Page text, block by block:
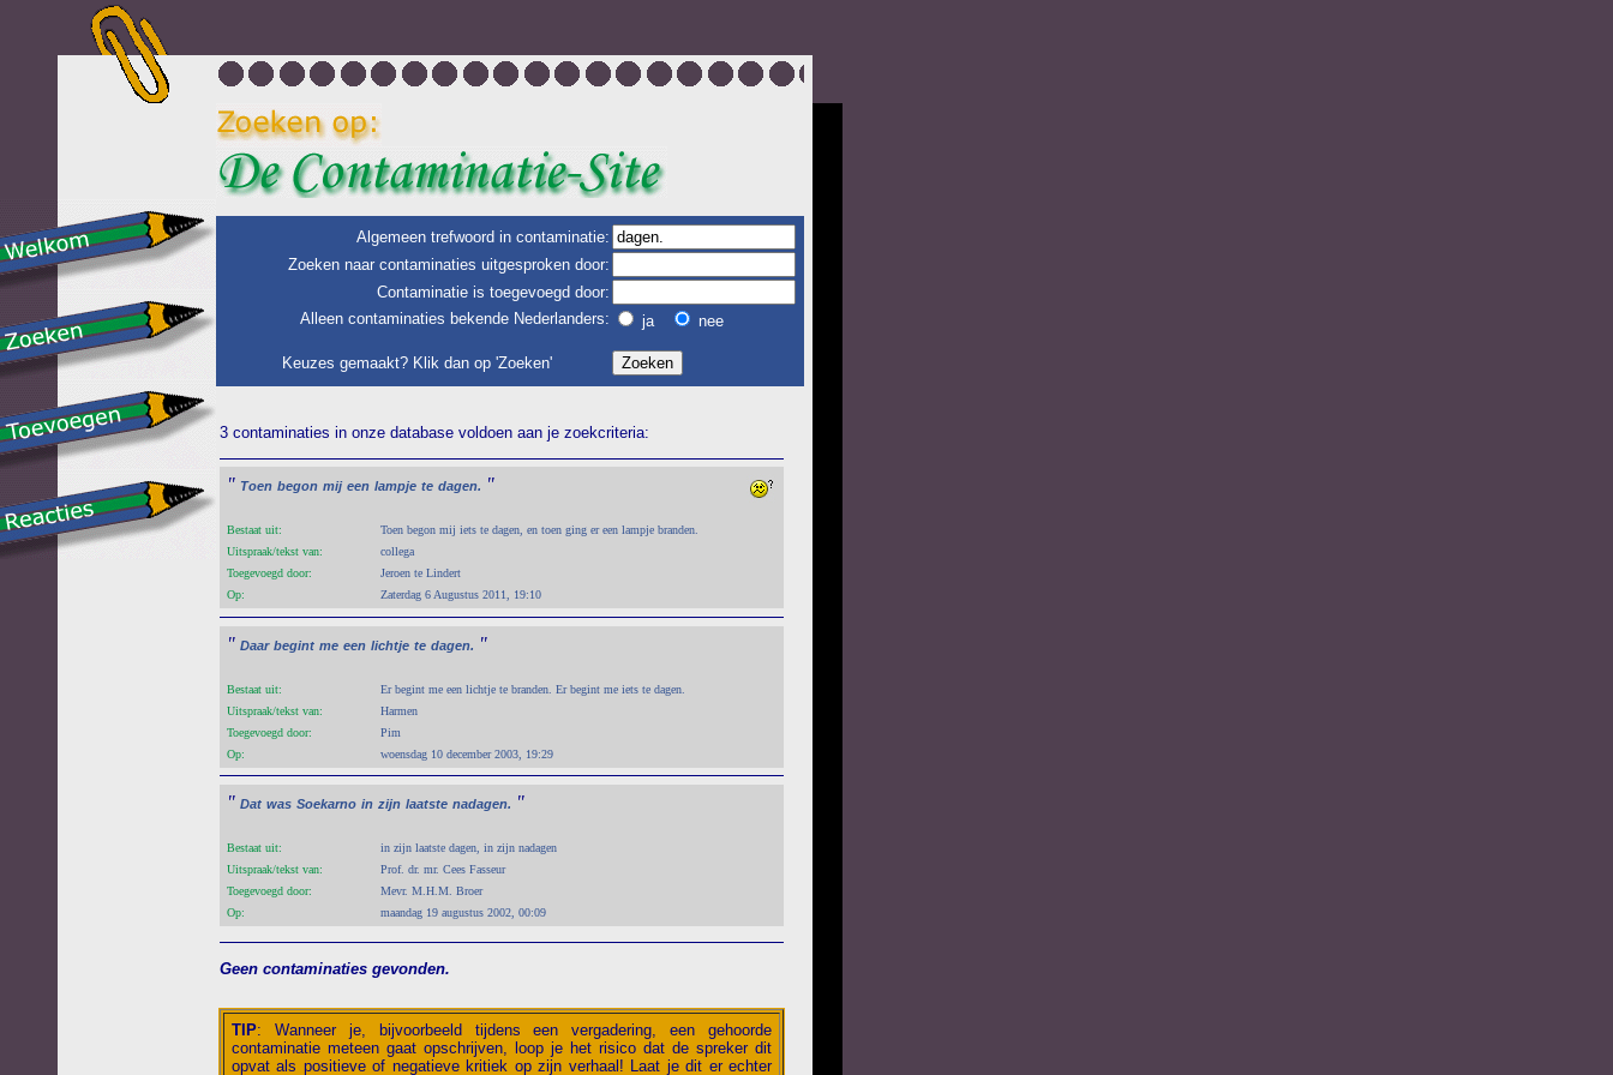
Algemeen trefwoord in contaminatie:
Zoeken naar contaminaties uitgesproken door:
Contaminatie is toegevoegd door:
Alleen contaminaties bekende Nederlanders:
ja nee
Keuzes gemaakt? Klik dan op 'Zoeken'
3 contaminaties in onze database voldoen aan je zoekcriteria:
" Toen begon mij een lampje te dagen. "
Bestaat uit:
Toen begon mij iets te dagen, en toen ging er een lampje branden.
Uitspraak/tekst van:
collega
Toegevoegd door:
Jeroen te Lindert
Op:
Zaterdag 6 Augustus 2011, 19:10
" Daar begint me een lichtje te dagen. "
Bestaat uit:
Er begint me een lichtje te branden. Er begint me iets te dagen.
Uitspraak/tekst van:
Harmen
Toegevoegd door:
Pim
Op:
woensdag 10 december 2003, 19:29
" Dat was Soekarno in zijn laatste nadagen. "
Bestaat uit:
in zijn laatste dagen, in zijn nadagen
Uitspraak/tekst van:
Prof. dr. mr. Cees Fasseur
Toegevoegd door:
Mevr. M.H.M. Broer
Op:
maandag 19 augustus 2002, 00:09
Geen contaminaties gevonden.
TIP: Wanneer je, bijvoorbeeld tijdens een vergadering, een gehoorde
contaminatie meteen gaat opschrijven, loop je het risico dat de spreker dit
opvat als positieve of negatieve kritiek op zijn verhaal! Laat je dit er echter